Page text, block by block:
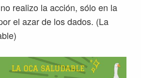
realizo la acción, sólo en la
el azar de los dados. (La